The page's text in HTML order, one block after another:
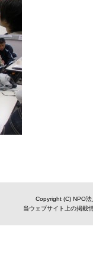
Copyright (C) NPO
当ウェブサイト上の掲載